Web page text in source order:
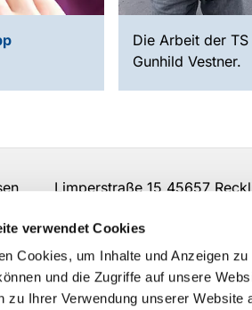
verwendet Cookies
Cookies, um Inhalte und Anzeigen
und die Zugriffe auf unsere
zu Ihrer Verwendung unserer
Die Arbeit der
Gunhild Vestner.
Limperstraße 15 45657